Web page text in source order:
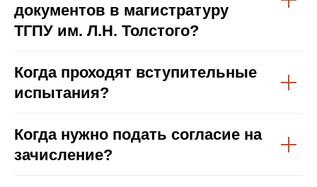
документов в магистратуру
ТГПУ им. Л.Н. Толстого?
Когда проходят вступительные
испытания?
Когда нужно подать согласие на
зачисление?